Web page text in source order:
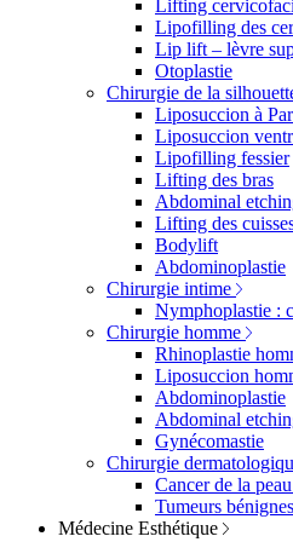
Lifting
Lipofilling des
Lip lift – lèvre
Otoplastie
Chirurgie de la
Liposuccion à
Liposuccion
Lipofilling fessier
Lifting des bras
Abdominal
Lifting des
Bodylift
Abdominoplastie
Chirurgie intime
Nymphoplastie :
Chirurgie homme
Rhinoplastie
Liposuccion
Abdominoplastie
Abdominal
Gynécomastie
Chirurgie
Cancer de la
Tumeurs
Médecine Esthétique